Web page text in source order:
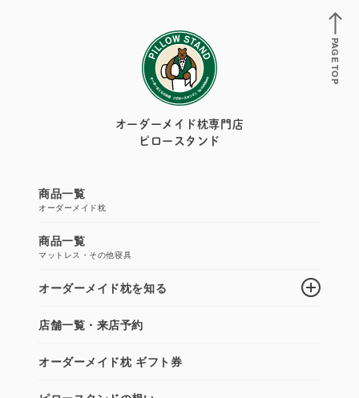
オーダーメイド枕専門店
ピロースタンド
商品一覧
オーダーメイド枕
商品一覧
マットレス・その他寝具
オーダーメイド枕を知る
店舗一覧・来店予約
オーダーメイド枕 ギフト券
PAGE TOP